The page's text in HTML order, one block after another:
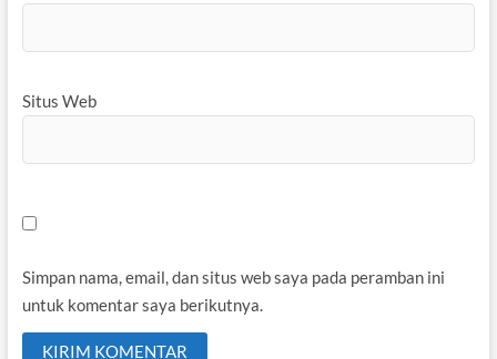
Situs Web
Simpan nama, email, dan situs web saya pada peramban ini
untuk komentar saya berikutnya.